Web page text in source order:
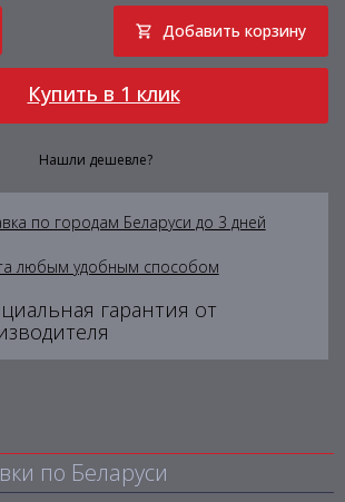
Добавить корзину
Купить в 1 клик
Нашли дешевле?
по городам Беларуси до 3 дней
любым удобным способом
гарантия от
по Беларуси